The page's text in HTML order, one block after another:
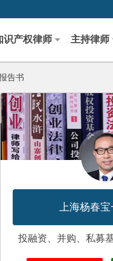
识产权律师 主持律师
告书
上海杨春
投融资、并购、私募